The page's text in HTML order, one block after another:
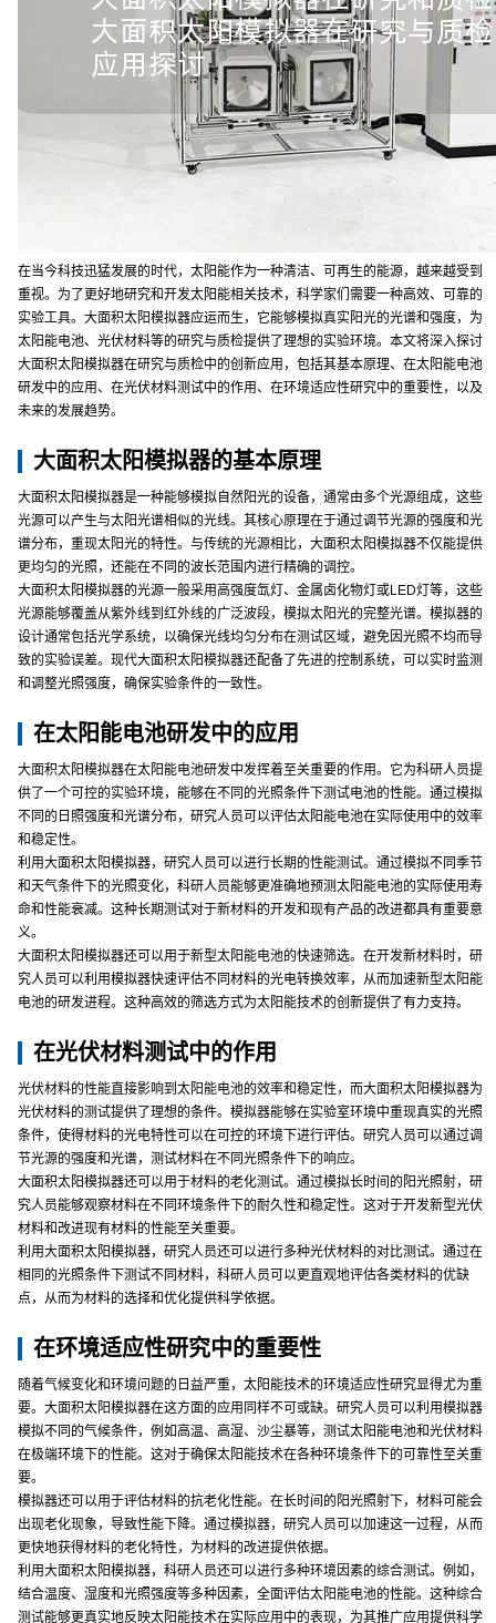
在当今科技迅猛发展的时代，太阳能作为一种清洁、可再生的能源，越来越受到
重视。为了更好地研究和开发太阳能相关技术，科学家们需要一种高效、可靠的
实验工具。大面积太阳模拟器应运而生，它能够模拟真实阳光的光谱和强度，为
太阳能电池、光伏材料等的研究与质检提供了理想的实验环境。本文将深入探讨
大面积太阳模拟器在研究与质检中的创新应用，包括其基本原理、在太阳能电池
研发中的应用、在光伏材料测试中的作用、在环境适应性研究中的重要性，以及
未来的发展趋势。
大面积太阳模拟器的基本原理
大面积太阳模拟器是一种能够模拟自然阳光的设备，通常由多个光源组成，这些
光源可以产生与太阳光谱相似的光线。其核心原理在于通过调节光源的强度和光
谱分布，重现太阳光的特性。与传统的光源相比，大面积太阳模拟器不仅能提供
更均匀的光照，还能在不同的波长范围内进行精确的调控。
大面积太阳模拟器的光源一般采用高强度氙灯、金属卤化物灯或LED灯等，这些
光源能够覆盖从紫外线到红外线的广泛波段，模拟太阳光的完整光谱。模拟器的
设计通常包括光学系统，以确保光线均匀分布在测试区域，避免因光照不均而导
致的实验误差。现代大面积太阳模拟器还配备了先进的控制系统，可以实时监测
和调整光照强度，确保实验条件的一致性。
在太阳能电池研发中的应用
大面积太阳模拟器在太阳能电池研发中发挥着至关重要的作用。它为科研人员提
供了一个可控的实验环境，能够在不同的光照条件下测试电池的性能。通过模拟
不同的日照强度和光谱分布，研究人员可以评估太阳能电池在实际使用中的效率
和稳定性。
利用大面积太阳模拟器，研究人员可以进行长期的性能测试。通过模拟不同季节
和天气条件下的光照变化，科研人员能够更准确地预测太阳能电池的实际使用寿
命和性能衰减。这种长期测试对于新材料的开发和现有产品的改进都具有重要意
义。
大面积太阳模拟器还可以用于新型太阳能电池的快速筛选。在开发新材料时，研
究人员可以利用模拟器快速评估不同材料的光电转换效率，从而加速新型太阳能
电池的研发进程。这种高效的筛选方式为太阳能技术的创新提供了有力支持。
在光伏材料测试中的作用
光伏材料的性能直接影响到太阳能电池的效率和稳定性，而大面积太阳模拟器为
光伏材料的测试提供了理想的条件。模拟器能够在实验室环境中重现真实的光照
条件，使得材料的光电特性可以在可控的环境下进行评估。研究人员可以通过调
节光源的强度和光谱，测试材料在不同光照条件下的响应。
大面积太阳模拟器还可以用于材料的老化测试。通过模拟长时间的阳光照射，研
究人员能够观察材料在不同环境条件下的耐久性和稳定性。这对于开发新型光伏
材料和改进现有材料的性能至关重要。
利用大面积太阳模拟器，研究人员还可以进行多种光伏材料的对比测试。通过在
相同的光照条件下测试不同材料，科研人员可以更直观地评估各类材料的优缺
点，从而为材料的选择和优化提供科学依据。
在环境适应性研究中的重要性
随着气候变化和环境问题的日益严重，太阳能技术的环境适应性研究显得尤为重
要。大面积太阳模拟器在这方面的应用同样不可或缺。研究人员可以利用模拟器
模拟不同的气候条件，例如高温、高湿、沙尘暴等，测试太阳能电池和光伏材料
在极端环境下的性能。这对于确保太阳能技术在各种环境条件下的可靠性至关重
要。
模拟器还可以用于评估材料的抗老化性能。在长时间的阳光照射下，材料可能会
出现老化现象，导致性能下降。通过模拟器，研究人员可以加速这一过程，从而
更快地获得材料的老化特性，为材料的改进提供依据。
利用大面积太阳模拟器，科研人员还可以进行多种环境因素的综合测试。例如，
结合温度、湿度和光照强度等多种因素，全面评估太阳能电池的性能。这种综合
测试能够更真实地反映太阳能技术在实际应用中的表现，为其推广应用提供科学